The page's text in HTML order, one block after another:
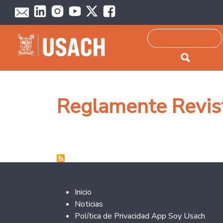
Passar para o conteúdo principal
Pesquisar
Reglamente
Footer 2
Inicio
Noticias
Política de Privacidad App Soy Usach